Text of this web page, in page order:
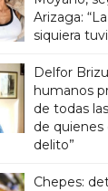
Arizaga:
siquiera
Delfor
humanos
de todas
de
delito”
Chepes: